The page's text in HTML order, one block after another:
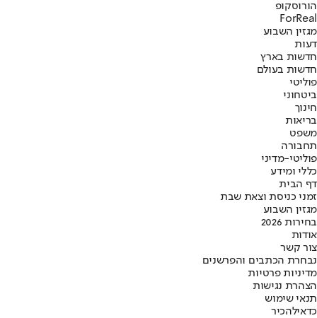
הורוסקופ
ForReal
מגזין השבוע
דעות
חדשות בארץ
חדשות בעולם
פוליטי
ביטחוני
חינוך
בריאות
משפט
תחבורה
פוליטי-מדיני
כללי ומידע
דף הבית
זמני כניסת וצאת שבת
מגזין השבוע
בחירות 2026
אודות
צור קשר
נבחרת הכתבים והפרשנים
מדיניות פרטיות
הצהרת נגישות
תנאי שימוש
כדאילהכיר